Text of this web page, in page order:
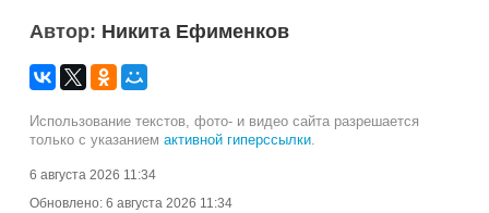
Автор: Никита Ефименков
Использование текстов, фото- и видео сайта разрешается
только с указанием активной гиперссылки
6 августа 2026 11:34
Обновлено: 6 августа 2026 11:34